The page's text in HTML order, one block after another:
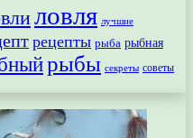
ловля лучшие
рецепты рыба рыбная
рыбы секреты советы